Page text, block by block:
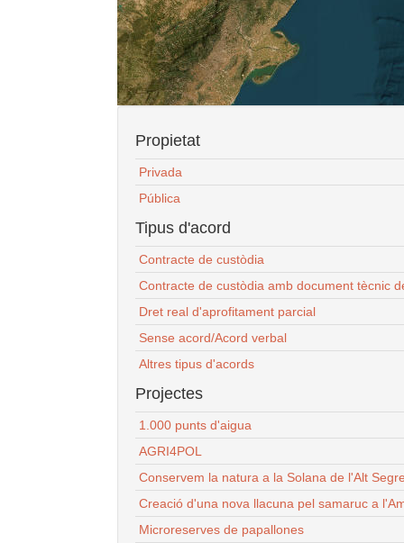
Propietat
Privada
Pública
Tipus d'acord
Contracte de custòdia
Contracte de custòdia amb document tècnic
Dret real d'aprofitament parcial
Sense acord/Acord verbal
Altres tipus d'acords
Projectes
1.000 punts d'aigua
AGRI4POL
Conservem la natura a la Solana de l'Alt
Creació d'una nova llacuna pel samaruc a
Microreserves de papallones